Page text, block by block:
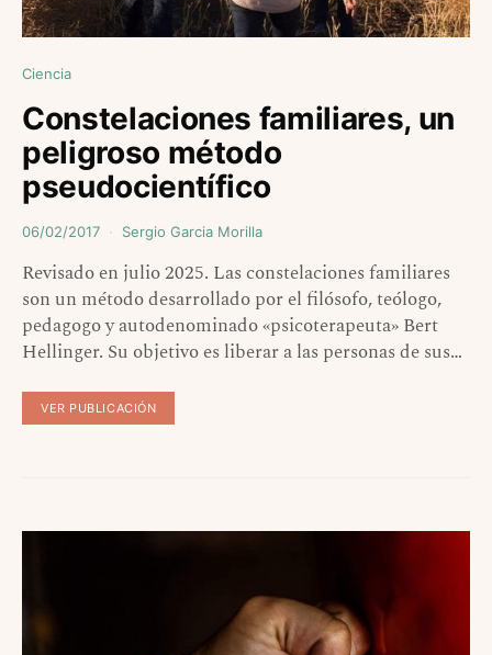
Ciencia
Constelaciones familiares, un
peligroso método
pseudocientífico
06/02/2017 Sergio Garcia Morilla
Revisado en julio 2025. Las constelaciones familiares
son un método desarrollado por el filósofo, teólogo,
pedagogo y autodenominado «psicoterapeuta» Bert
Hellinger. Su objetivo es liberar a las personas de sus…
VER PUBLICACIÓN